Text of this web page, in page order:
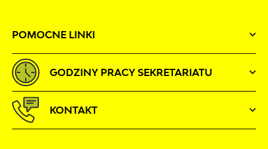
POMOCNE LINKI
GODZINY PRACY SEKRETARIATU
KONTAKT